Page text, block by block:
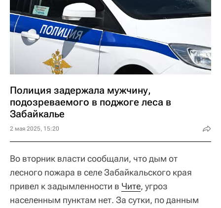
Полиция задержала мужчину,
подозреваемого в поджоге леса в
Забайкалье
2 мая 2025, 15:20
Во вторник власти сообщали, что дым от
лесного пожара в селе Забайкальского края
привел к задымленности в Чите, угроз
населенным пунктам нет. За сутки, по данным